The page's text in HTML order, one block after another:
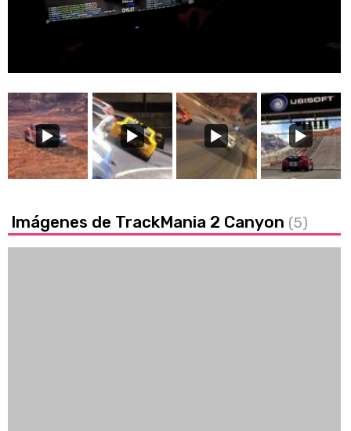
Loaded:
14.65%
Imágenes de TrackMania 2 Canyon (5)